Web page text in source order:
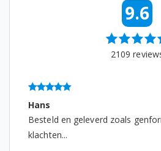
DFN1420W 7681967377
DFN15420W 7659161677
DFN16210W 7690653942
9.6
2109
Hans
Besteld en geleverd zoals
klachten...